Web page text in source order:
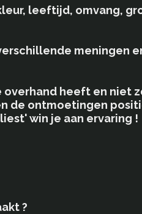
leeftijd, omvang,
meningen
heeft en niet
de ontmoetingen
win je aan ervaring !
?